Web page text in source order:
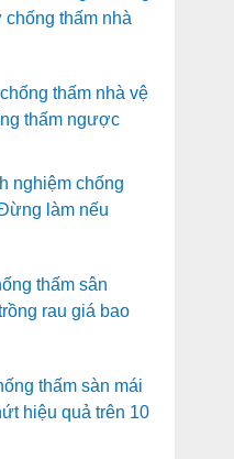
chống thấm nhà
thấm nhà vệ
thấm ngược
nghiệm chống
làm nếu
thấm sân
rau giá bao
thấm sàn mái
hiệu quả trên 10